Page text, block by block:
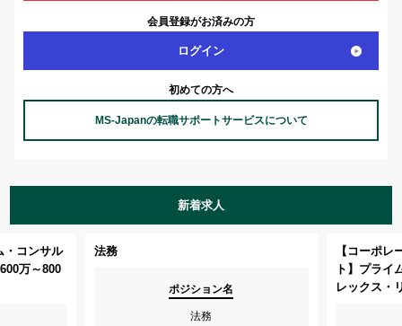
会員登録がお済みの方
ログイン
初めての方へ
MS-Japanの転職サポートサービスについて
新着求人
・コンサル
万～800
法務
ポジション名
法務
【コーポレ
ト】プライ
レックス・